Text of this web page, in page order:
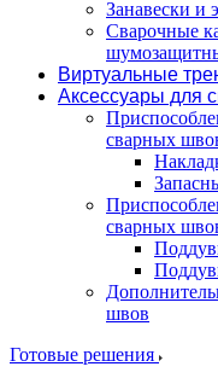
Занавески и
Сварочные
Виртуальные
Аксессуары для
сварных
сварных
швов
Готовые решения